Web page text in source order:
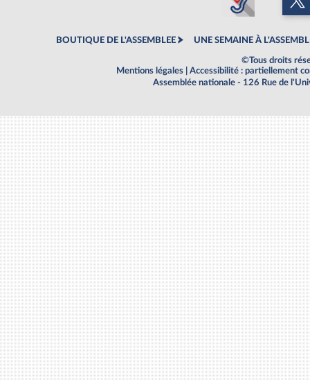
BOUTIQUE DE L'ASSEMBLEE UNE SEMAINE À
©Tous droits
Mentions légales
Accessibilité : partiellement
Assemblée nationale - 126 Rue de